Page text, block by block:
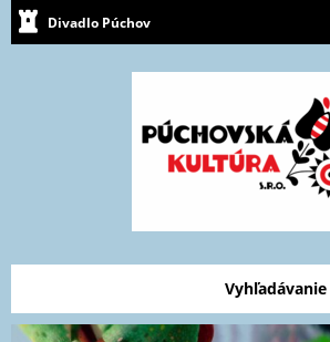
Divadlo Púchov
Vyhľadávanie